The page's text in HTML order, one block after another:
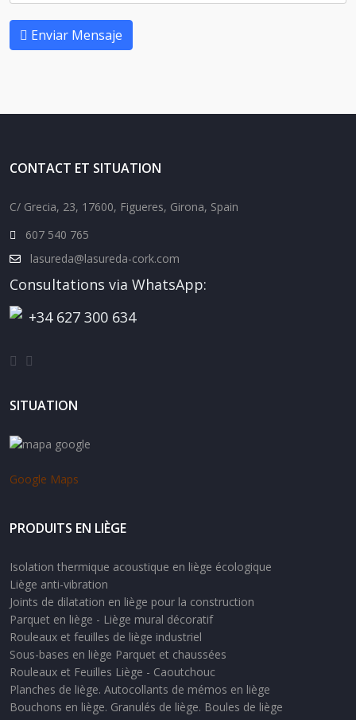
Enviar Mensaje
CONTACT ET SITUATION
C/ Grecia, 23, 17600, Figueres, Girona, Spain
607 540 765
lasureda@lasureda-cork.com
Consultations via WhatsApp:
+34 627 300 634
SITUATION
Google Maps
PRODUITS EN LIÈGE
Isolation thermique acoustique en liège écologique
Liège anti-vibration
Joints de dilatation en liège pour la construction
Parquet en liège - Liège mural décoratif
Rouleaux et feuilles de liège industriel
Sous-bases en liège Parquet et chaussées
Rouleaux et Feuilles Liège - Caoutchouc
Planches de liège. Autocollants de mémos en liège
Bouchons en liège. Granulés de liège. Boules de liège